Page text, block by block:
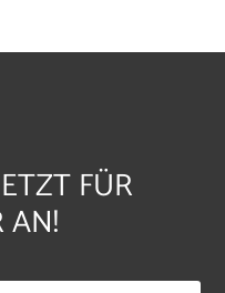
FÜR
AN!